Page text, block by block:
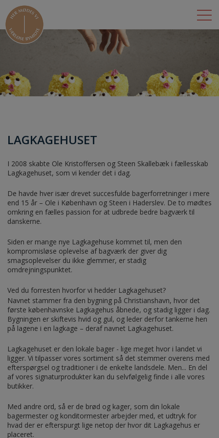
LEJEMÅL
ÅBNINGSTIDER
KONTAKT
LAGKAGEHUSET
I 2008 skabte Ole Kristoffersen og Steen Skallebæk i fællesskab
Lagkagehuset, som vi kender det i dag.
De havde hver især drevet succesfulde bagerforretninger i mere
end 15 år – Ole i København og Steen i Haderslev. De to mødtes
omkring en fælles passion for at udbrede bedre bagværk til
danskerne.
Siden er mange nye Lagkagehuse kommet til, men den
kompromisløse oplevelse af bagværk der giver dig
smagsoplevelser du ikke glemmer, er stadig
omdrejningspunktet.
Ved du forresten hvorfor vi hedder Lagkagehuset?
Navnet stammer fra den bygning på Christianshavn, hvor det
første københavnske Lagkagehus åbnede, og stadig ligger i dag.
Bygningen er skiftevis hvid og gul, og leder derfor tankerne hen
på lagene i en lagkage – deraf navnet Lagkagehuset.
Lagkagehuset er den lokale bager - lige meget hvor i landet vi
ligger. Vi tilpasser vores sortiment så det stemmer overens med
efterspørgsel og traditioner i de enkelte landsdele. Men... En del
af vores signaturprodukter kan du selvfølgelig finde i alle vores
butikker.
Med andre ord, så er de brød og kager, som din lokale
bagermester og konditormester arbejder med, et udtryk for
hvad der er efterspurgt lige netop der hvor dit Lagkagehus er
placeret.